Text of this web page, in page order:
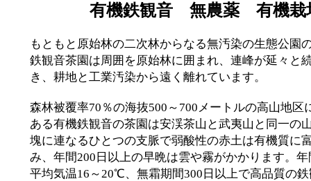
有機鉄観音 無農薬 有機栽
もともと原始林の二次林からなる無汚染の生態公園
鉄観音茶園は周囲を原始林に囲まれ、連峰が延々と
き、耕地と工業汚染から遠く離れています。
森林被覆率70％の海抜500～700メートルの高山地区
ある有機鉄観音の茶園は安渓茶山と武夷山と同一の
塊に連なるひとつの支脈で弱酸性の赤土は有機質に
み、年間200日以上の早晩は雲や霧がかかります。年
平均気温16～20℃、無霜期間300日以上で高品質の